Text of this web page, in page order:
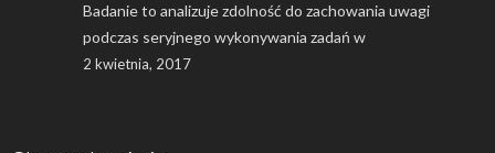
Badanie to analizuje zdolność do zachowania uwagi
podczas seryjnego wykonywania zadań w
2 kwietnia, 2017